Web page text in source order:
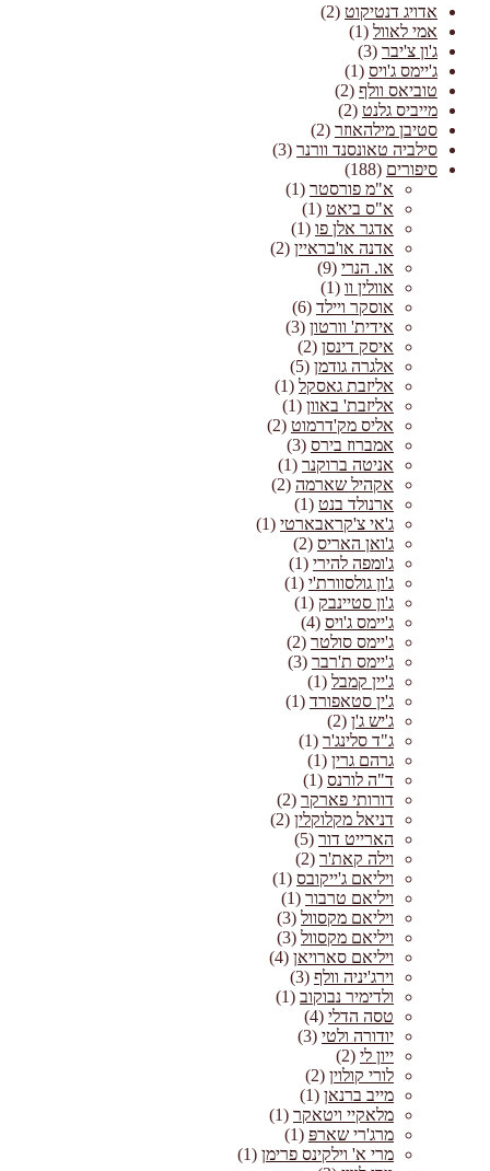
אדויג דנטיקוט (2)
אמי לאוול (1)
ג'ון צ'יבר (3)
ג'יימס ג'ויס (1)
טוביאס וולף (2)
מייביס גלנט (2)
סטיבן מילהאוזר (2)
סילביה טאונסנד וורנר (3)
סיפורים (188)
א"מ פורסטר (1)
א"ס ביאט (1)
אדגר אלן פו (1)
אדנה או'בראיין (2)
או. הנרי (9)
אוולין וו (1)
אוסקר ויילד (6)
אידית' וורטון (3)
איסק דינסן (2)
אלגרה גודמן (5)
אליזבת גאסקל (1)
אליזבת' באוון (1)
אליס מק'דרמוט (2)
אמברוז בירס (3)
אניטה ברוקנר (1)
אקהיל שארמה (2)
ארנולד בנט (1)
ג'אי צ'קראבארטי (1)
ג'ואן האריס (2)
ג'ומפה להירי (1)
ג'ון גולסוורת'י (1)
ג'ון סטיינבק (1)
ג'יימס ג'ויס (4)
ג'יימס סולטר (2)
ג'יימס ת'רבר (3)
ג'יין קמבל (1)
ג'ין סטאפורד (1)
ג'יש ג'ן (2)
ג"ד סלינג'ר (1)
גרהם גרין (1)
ד"ה לורנס (1)
דורותי פארקר (2)
דניאל מקלוקלין (2)
הארייט דור (5)
וילה קאת'ר (2)
ויליאם ג'ייקובס (1)
ויליאם טרבור (1)
ויליאם מקסוול (3)
ויליאם מקסוול (3)
ויליאם סארויאן (4)
וירג'יניה וולף (3)
ולדימיר נבוקוב (1)
טסה הדלי (4)
יודורה ולטי (3)
ייון לי (2)
לורי קולוין (2)
מייב ברנאן (1)
מלאקיי ויטאקר (1)
מרג'רי שארפּ (1)
מרי א' וילקינס פרימן (1)